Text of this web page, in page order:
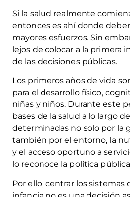
Si la salud realmente
entonces es ahí donde
mayores esfuerzos. Sin
lejos de colocar a la primera
de las decisiones públicas.
Los primeros años de vida
para el desarrollo físico,
niñas y niños. Durante este
bases de la salud a lo largo
determinadas no solo por la
también por el entorno, la
y el acceso oportuno a
lo reconoce la política
Por ello, centrar los sistemas
infancia no es una decisión